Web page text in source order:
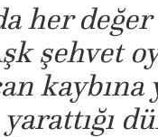
her
şehvet
yarattığı